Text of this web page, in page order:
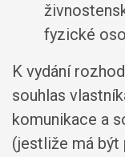
fyzické
K vydání
souhlas
komunikace a
(jestliže má být